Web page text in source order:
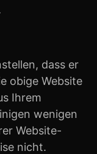
dass er
obige Website
Ihrem
wenigen
Website-
nicht.